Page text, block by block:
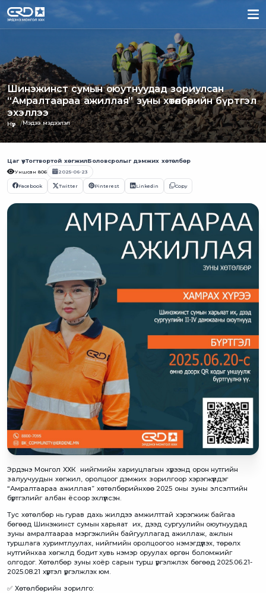
Шинэжинст сумын оюутнуудад зориулсан
“Амралтаараа ажиллая” зуны хөтөлбөрийн бүртгэл
эхэллээ
Нүүр Мэдээ мэдээлэл
Цаг үеТогтвортой хөгжилБоловсролыг дэмжих хөтөлбөр
Уншсан 806 2025-06-23
Facebook Twitter Pinterest Linkedin Copy
Эрдэнэ Монгол ХХК нийгмийн хариуцлагын хүрээнд орон нутгийн
залуучуудын хөгжил, оролцоог дэмжих зорилгоор хэрэгжүүлдэг
“Амралтаараа ажиллая” хөтөлбөрийнхөө 2025 оны зуны элсэлтийн
бүртгэлийг албан ёсоор эхлүүлсэн.
Тус хөтөлбөр нь гурав дахь жилдээ амжилттай хэрэгжиж байгаа
бөгөөд Шинэжинст сумын харьяат их, дээд сургуулийн оюутнуудад
зуны амралтаараа мэргэжлийн байгууллагад ажиллаж, ажлын
туршлага хуримтлуулах, нийгмийн оролцоогоо нэмэгдүүлэх, төрөлх
нутгийнхаа хөгжлд бодит хувь нэмэр оруулах өргөн боломжийг
олгодог. Хөтөлбөр зуны хоёр сарын турш үргэлжлэх бөгөөд 2025.06.21-
2025.08.21 хүртэл үргэлжлэх юм.
✅ Хөтөлбөрийн зорилго: